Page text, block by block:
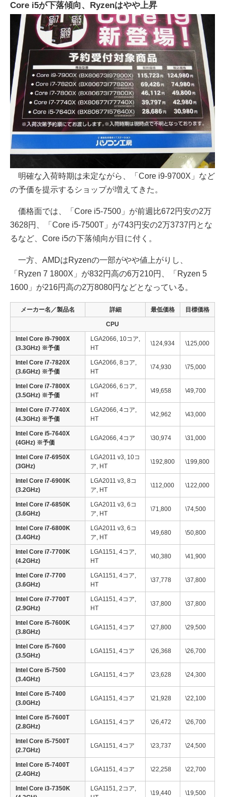
Core i5が下落傾向、Ryzenはやや上昇
明確な入荷時期は未定ながら、「Core i9-9700X」など
の予価を提示するショップが増えてきた。
価格面では、「Core i5-7500」が前週比672円安の2万
3628円、「Core i5-7500T」が743円安の2万3737円とな
るなど、Core i5の下落傾向が目に付く。
一方、AMDはRyzenの一部がやや値上がりし、
「Ryzen 7 1800X」が832円高の6万210円、「Ryzen 5
1600」が216円高の2万8080円などとなっている。
メーカー名／製品名 詳細 最低価格 目標価格
CPU
Intel Core i9-7900X
(3.3GHz) ※予価
LGA2066, 10コア,
HT
\124,934 \125,000
Intel Core i7-7820X
(3.6GHz) ※予価
LGA2066, 8コア,
HT
\74,930 \75,000
Intel Core i7-7800X
(3.5GHz) ※予価
LGA2066, 6コア,
HT
\49,658 \49,700
Intel Core i7-7740X
(4.3GHz) ※予価
LGA2066, 4コア,
HT
\42,962 \43,000
Intel Core i5-7640X
(4GHz) ※予価
LGA2066, 4コア \30,974 \31,000
Intel Core i7-6950X
(3GHz)
LGA2011 v3, 10コ
ア, HT
\192,800 \199,800
Intel Core i7-6900K
(3.2GHz)
LGA2011 v3, 8コ
ア, HT
\112,000 \122,000
Intel Core i7-6850K
(3.6GHz)
LGA2011 v3, 6コ
ア, HT
\71,800 \74,500
Intel Core i7-6800K
(3.4GHz)
LGA2011 v3, 6コ
ア, HT
\49,680 \50,800
Intel Core i7-7700K
(4.2GHz)
LGA1151, 4コア,
HT
\40,380 \41,900
Intel Core i7-7700
(3.6GHz)
LGA1151, 4コア,
HT
\37,778 \37,800
Intel Core i7-7700T
(2.9GHz)
LGA1151, 4コア,
HT
\37,800 \37,800
Intel Core i5-7600K
(3.8GHz)
LGA1151, 4コア \27,800 \29,500
Intel Core i5-7600
(3.5GHz)
LGA1151, 4コア \26,368 \26,700
Intel Core i5-7500
(3.4GHz)
LGA1151, 4コア \23,628 \24,300
Intel Core i5-7400
(3.0GHz)
LGA1151, 4コア \21,928 \22,100
Intel Core i5-7600T
(2.8GHz)
LGA1151, 4コア \26,472 \26,700
Intel Core i5-7500T
(2.7GHz)
LGA1151, 4コア \23,737 \24,500
Intel Core i5-7400T
(2.4GHz)
LGA1151, 4コア \22,258 \22,700
Intel Core i3-7350K
LGA1151, 2コア,
\19,440 \19,500